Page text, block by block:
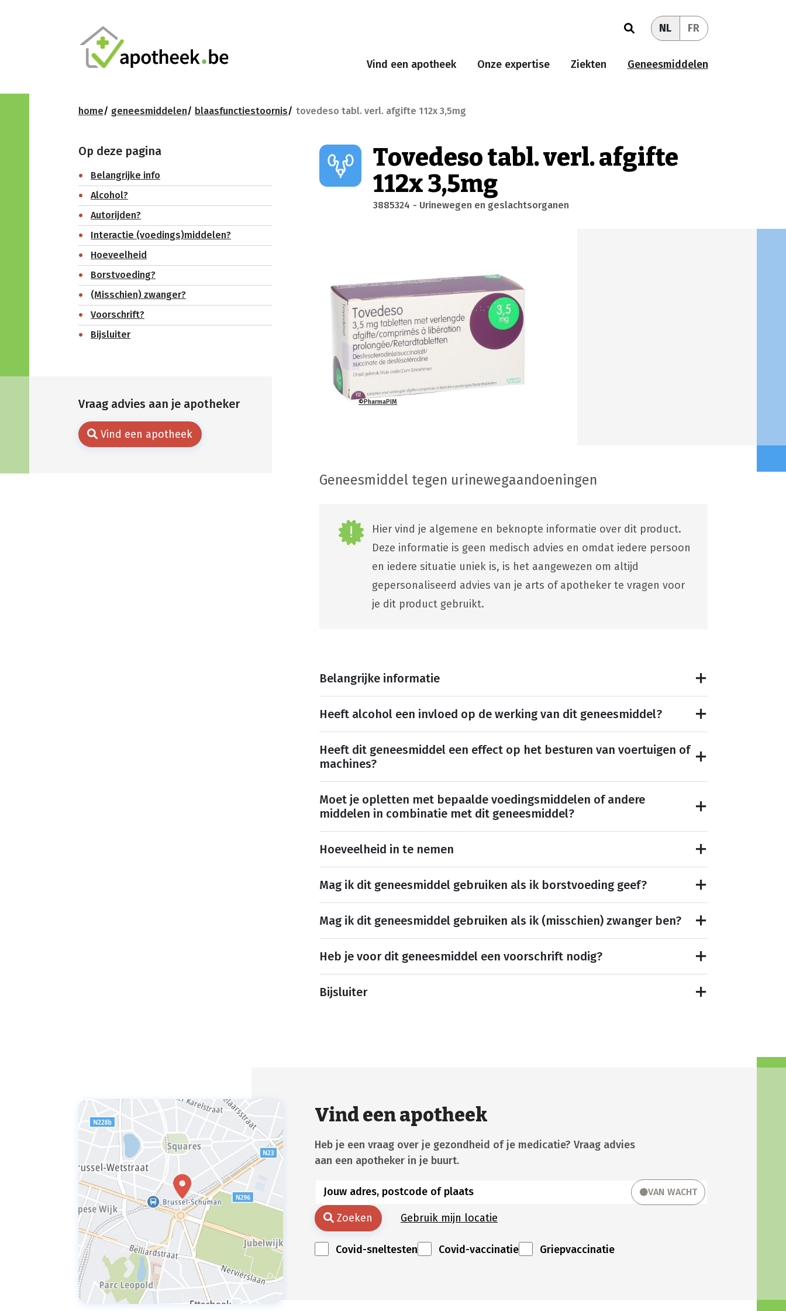
NL FR
Vind een apotheek Onze expertise Ziekten Geneesmiddelen
home geneesmiddelen blaasfunctiestoornis tovedeso tabl. verl. afgifte 112x 3,5mg
Vraag advies aan je apotheker
Vind een apotheek
Op deze pagina
Belangrijke info
Alcohol?
Autorijden?
Interactie (voedings)middelen?
Hoeveelheid
Borstvoeding?
(Misschien) zwanger?
Voorschrift?
Bijsluiter
Tovedeso tabl. verl. afgifte
112x 3,5mg
3885324 - Urinewegen en geslachtsorganen
©PharmaPIM
Geneesmiddel tegen urinewegaandoeningen
Hier vind je algemene en beknopte informatie over dit product.
Deze informatie is geen medisch advies en omdat iedere persoon
en iedere situatie uniek is, is het aangewezen om altijd
gepersonaliseerd advies van je arts of apotheker te vragen voor
je dit product gebruikt.
Belangrijke informatie
Heeft alcohol een invloed op de werking van dit geneesmiddel?
Heeft dit geneesmiddel een effect op het besturen van voertuigen of
machines?
Moet je opletten met bepaalde voedingsmiddelen of andere
middelen in combinatie met dit geneesmiddel?
Hoeveelheid in te nemen
Mag ik dit geneesmiddel gebruiken als ik borstvoeding geef?
Mag ik dit geneesmiddel gebruiken als ik (misschien) zwanger ben?
Heb je voor dit geneesmiddel een voorschrift nodig?
Bijsluiter
Vind een apotheek
Heb je een vraag over je gezondheid of je medicatie? Vraag advies
aan een apotheker in je buurt.
VAN WACHT
Zoeken Gebruik mijn locatie
Covid-sneltesten Covid-vaccinatie Griepvaccinatie